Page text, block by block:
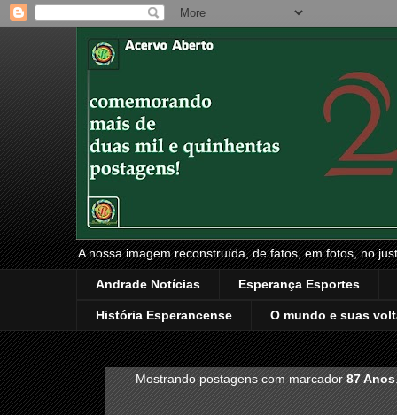
A nossa imagem reconstruída, de fatos, em fotos, no
Andrade Notícias Esperança Esportes
História Esperancense O mundo e suas
Mostrando postagens com marcador87 Anos